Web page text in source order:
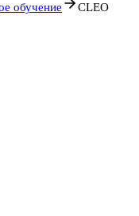
обучение
CLEO